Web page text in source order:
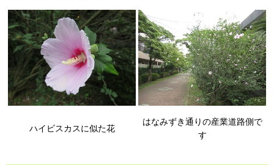
ハイビスカスに似た花
はなみずき通りの産業道路側で
す